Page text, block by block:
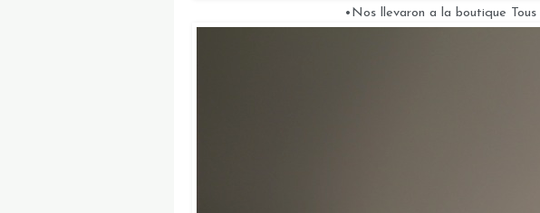
•Nos llevaron a la boutique